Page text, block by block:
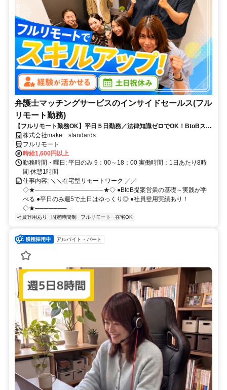
弁護士マッチングサービスのインサイドセールス(フル
リモート勤務)
【フルリモート勤務OK】平日５日勤務／法律知識ゼロでOK！BtoBスキ
ルが身につく営業職
株式会社make standards
フルリモート
時給1,600円以上
勤務時間・曜日: 平日のみ 9：00～18：00 実働時間：1日あたり8時
間 休憩1時間
仕事内容: ＼＼在宅型リモートワーク ／／
◇★───────────────★◇ ●BtoB提案営業の基礎～実践が学
べる ●平日のみ週5で土日はゆっくり◎ ●社員登用実績あり！
◇★───────...
社員登用あり 固定時間制 フルリモート 在宅OK
アルバイト・パート